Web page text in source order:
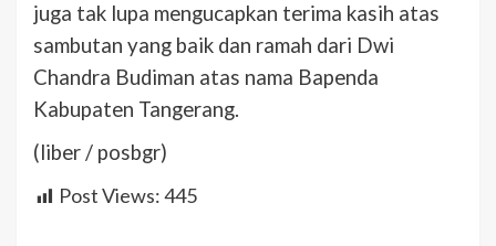
juga tak lupa mengucapkan terima kasih atas
sambutan yang baik dan ramah dari Dwi
Chandra Budiman atas nama Bapenda
Kabupaten Tangerang.
(liber / posbgr)
Post Views:445